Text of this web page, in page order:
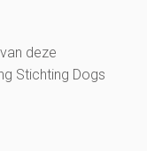
deze
Stichting Dogs